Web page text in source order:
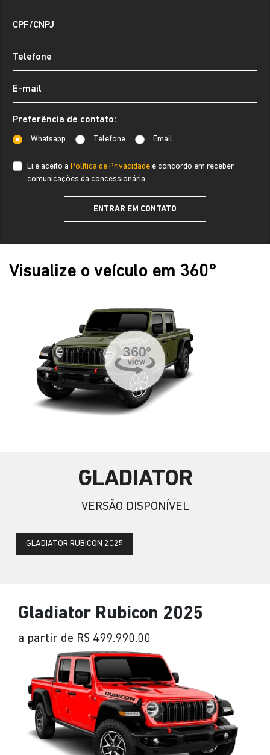
Preferência de contato:
Whatsapp Telefone Email
Li e aceito a Política de Privacidade e concordo em receber
comunicações da concessionária.
ENTRAR EM CONTATO
Visualize o veículo em 360°
GLADIATOR
VERSÃO DISPONÍVEL
GLADIATOR RUBICON 2025
Gladiator Rubicon 2025
a partir de R$ 499.990,00